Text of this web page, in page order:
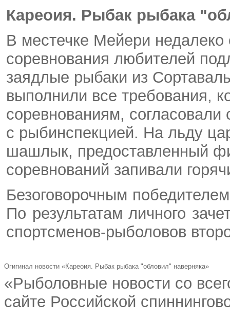
Кареоия. Рыбак рыбака
В местечке Мейери
соревнования любителей
заядлые рыбаки из
выполнили все требования,
соревнованиям, согласовали
с рыбинспекцией. На льду
шашлык, предоставленный
соревнований запивали
Безоговорочным
По результатам личного
спортсменов-рыболовов
Огигинал новости «Кареоия. Рыбак рыбака "обловил" наверняка»
«Рыболовные новости со
сайте Российской